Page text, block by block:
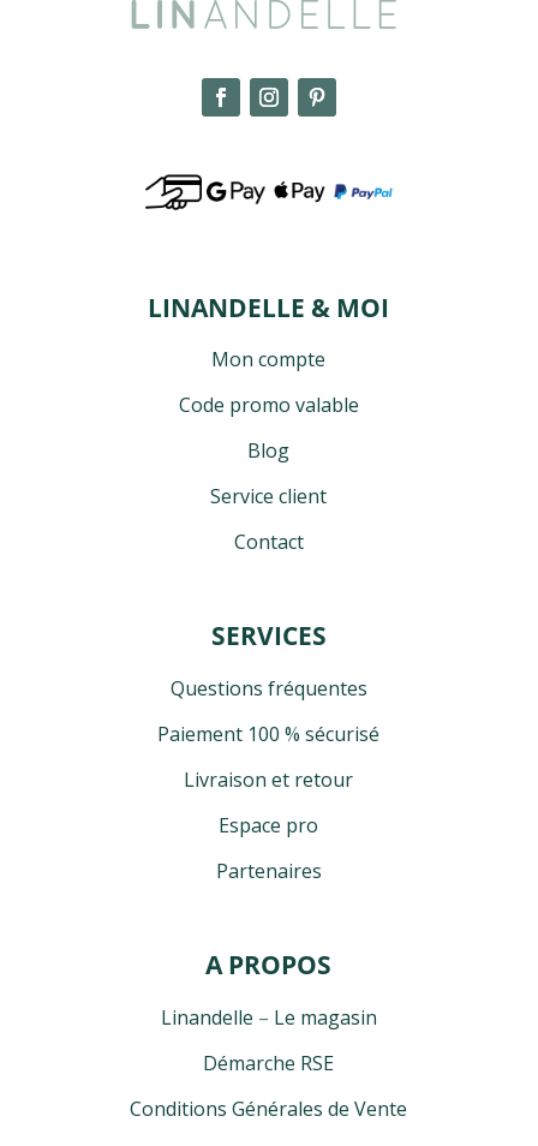
LINANDELLE & MOI
Mon compte
Code promo valable
Blog
Service client
Contact
SERVICES
Questions fréquentes
Paiement 100 % sécurisé
Livraison et retour
Espace pro
Partenaires
A PROPOS
Linandelle – Le magasin
Démarche RSE
Conditions Générales de Vente